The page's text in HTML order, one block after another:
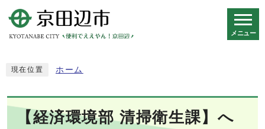
メニュー
現在位置 ホーム
【経済環境部 清掃衛生課】へ